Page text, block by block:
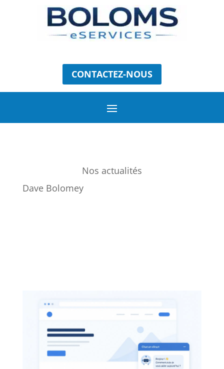
CONTACTEZ-NOUS
Nos actualités
Dave Bolomey